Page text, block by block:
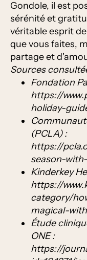
Gondole, il est
sérénité et
véritable esprit
que vous faites,
partage et
Sources
Fondation
https://
holiday-
(PCLA) :
https://
season-
Kinderkey
https://
category/
magical-
Étude
ONE :
https://